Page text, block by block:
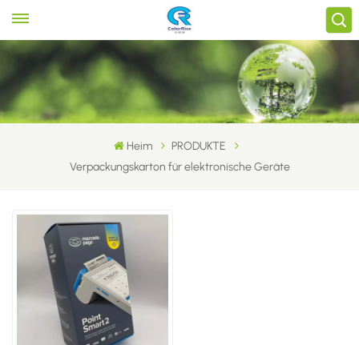
Heim
PRODUKTE
Verpackungskarton für elektronische Geräte